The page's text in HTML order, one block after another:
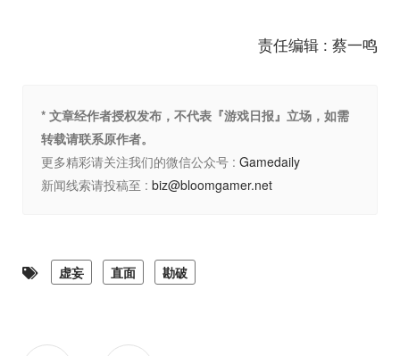
责任编辑 : 蔡一鸣
* 文章经作者授权发布，不代表『游戏日报』立场，如需
转载请联系原作者。
更多精彩请关注我们的微信公众号 : Gamedaily
新闻线索请投稿至 : biz@bloomgamer.net
虚妄 直面 勘破